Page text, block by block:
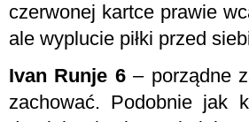
czerwonej kartce prawie
ale wyplucie piłki przed
Ivan Runje 6– porządne
zachować. Podobnie jak